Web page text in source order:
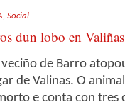
, Social
de Barro
de Valinas. O
e conta con tres